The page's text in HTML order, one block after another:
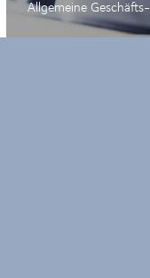
Allgemeine